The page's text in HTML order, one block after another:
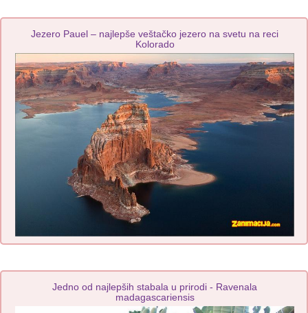
Jezero Pauel – najlepše veštačko jezero na svetu na reci
Kolorado
Jedno od najlepših stabala u prirodi - Ravenala
madagascariensis